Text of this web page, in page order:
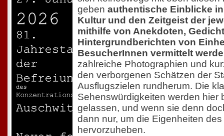
geben authentische Einblicke
Kultur und den Zeitgeist der
mithilfe von Anekdoten,
Hintergrundberichten von
BesucherInnen vermittelt
zahlreiche Photographien und
den verborgenen Schätzen der
Ausflugszielen rundherum. Die
Sehenswürdigkeiten werden hier
gelassen, und wenn sie denn
dann nur, um die Eigenheiten
hervorzuheben.